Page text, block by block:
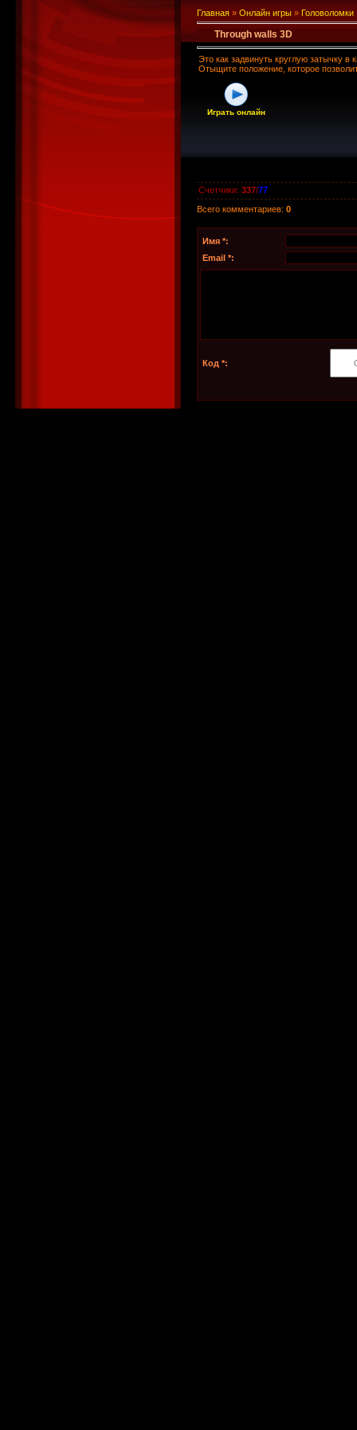
Главная » Онлайн игры » Головоломки
Through walls 3D
Это как задвинуть круглую затычку в
Отыщите положение, которое
Играть онлайн
Счетчики: 337/77
Всего комментариев: 0
Имя *:
Email *:
Код *: